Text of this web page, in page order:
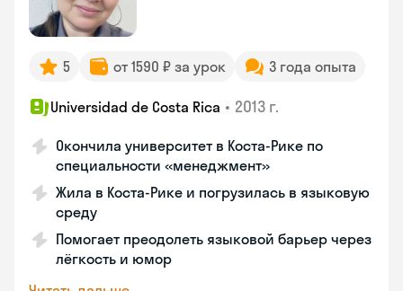
5 от 1590 ₽ за урок 3 года опыта
Universidad de Costa Rica • 2013 г.
Окончила университет в Коста‑Рике по
специальности «менеджмент»
Жила в Коста‑Рике и погрузилась в языковую
среду
Помогает преодолеть языковой барьер через
лёгкость и юмор